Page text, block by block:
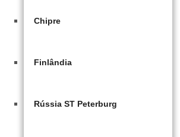
Chipre
Finlândia
Rússia ST Peterburg